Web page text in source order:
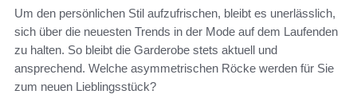
Um den persönlichen Stil aufzufrischen, bleibt es unerlässlich,
sich über die neuesten Trends in der Mode auf dem Laufenden
zu halten. So bleibt die Garderobe stets aktuell und
ansprechend. Welche asymmetrischen Röcke werden für Sie
zum neuen Lieblingsstück?